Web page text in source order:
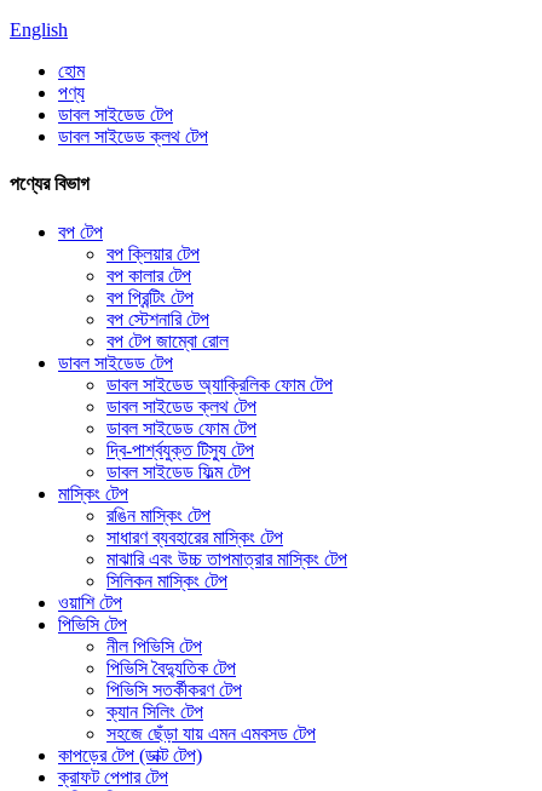
English
হোম
পণ্য
ডাবল সাইডেড টেপ
ডাবল সাইডেড ক্লথ টেপ
পণ্যের বিভাগ
বপ টেপ
বপ ক্লিয়ার টেপ
বপ কালার টেপ
বপ প্রিন্টিং টেপ
বপ স্টেশনারি টেপ
বপ টেপ জাম্বো রোল
ডাবল সাইডেড টেপ
ডাবল সাইডেড অ্যাক্রিলিক ফোম টেপ
ডাবল সাইডেড ক্লথ টেপ
ডাবল সাইডেড ফোম টেপ
দ্বি-পার্শ্বযুক্ত টিস্যু টেপ
ডাবল সাইডেড ফিল্ম টেপ
মাস্কিং টেপ
রঙিন মাস্কিং টেপ
সাধারণ ব্যবহারের মাস্কিং টেপ
মাঝারি এবং উচ্চ তাপমাত্রার মাস্কিং টেপ
সিলিকন মাস্কিং টেপ
ওয়াশি টেপ
পিভিসি টেপ
নীল পিভিসি টেপ
পিভিসি বৈদ্যুতিক টেপ
পিভিসি সতর্কীকরণ টেপ
ক্যান সিলিং টেপ
সহজে ছেঁড়া যায় এমন এমবসড টেপ
কাপড়ের টেপ (ডাক্ট টেপ)
ক্রাফট পেপার টেপ